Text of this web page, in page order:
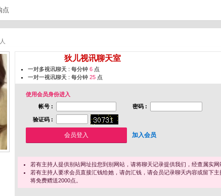
点
狄儿视讯聊天室
一对多视讯聊天 : 每分钟 6 点
一对一视讯聊天 : 每分钟 25 点
使用会员身份进入
帐号 :
密码 :
验证码 :
加入会员
若有主持人提供别站网址拉您到别网站，请将聊天记录提供我们，经查属实网
若有主持人要求会员直接汇钱给她，请勿汇钱，请会员记录聊天内容或留下
将免费赠送2000点。